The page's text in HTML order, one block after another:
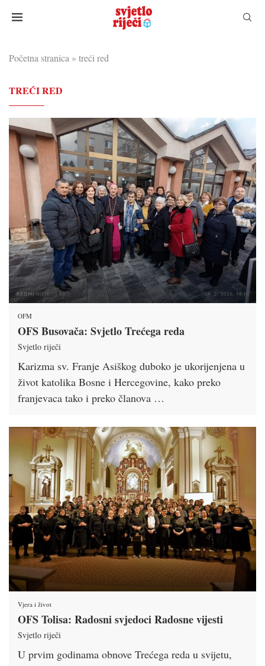
Početna stranica » treći red
TREĆI RED
OFM
OFS Busovača: Svjetlo Trećega reda
Svjetlo riječi
Karizma sv. Franje Asiškog duboko je ukorijenjena u
život katolika Bosne i Hercegovine, kako preko
franjevaca tako i preko članova …
Vjera i život
OFS Tolisa: Radosni svjedoci Radosne vijesti
Svjetlo riječi
U prvim godinama obnove Trećega reda u svijetu,